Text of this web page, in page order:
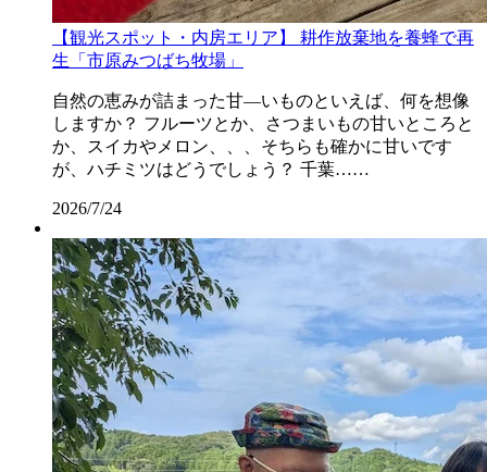
【観光スポット・内房エリア】 耕作放棄地を養蜂で再
生「市原みつばち牧場」
自然の恵みが詰まった甘―いものといえば、何を想像
しますか？ フルーツとか、さつまいもの甘いところと
か、スイカやメロン、、、そちらも確かに甘いです
が、ハチミツはどうでしょう？ 千葉……
2026/7/24